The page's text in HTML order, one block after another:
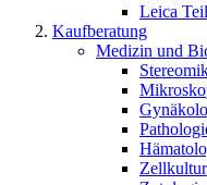
Leica
Kaufberatung
Medizin und
Zellkultur